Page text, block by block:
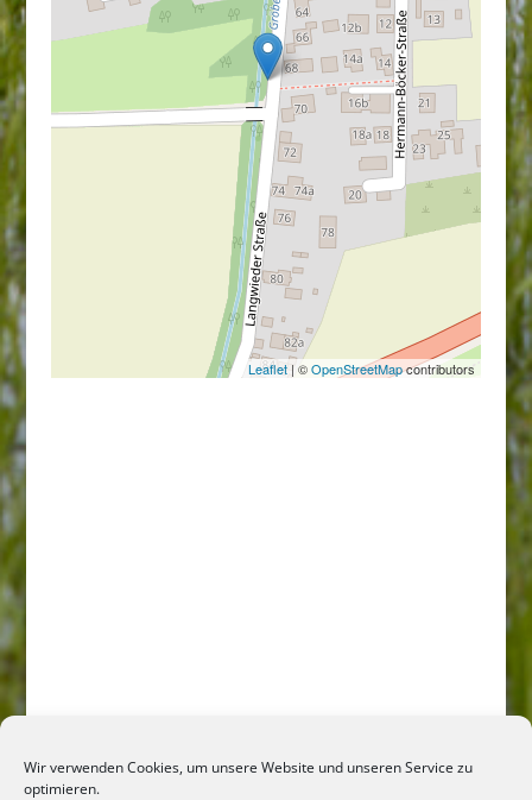
Wir verwenden Cookies, um unsere Website und unseren Service zu
optimieren.
Leaflet | ©OpenStreetMapcontributors